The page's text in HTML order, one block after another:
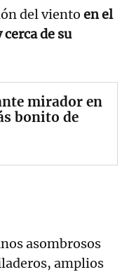
del viento en el
de su
mirador en
bonito de
asombrosos
amplios